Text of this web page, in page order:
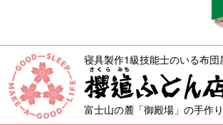
敷布団・掛け布
寝具製作1級技能士のいる布団
富士山の麓「御殿場」の手作